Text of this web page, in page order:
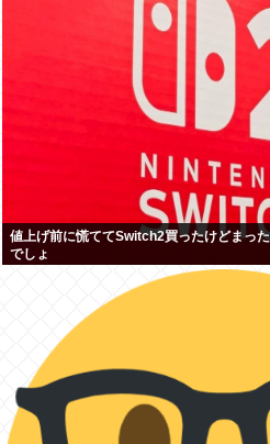
値上げ前に慌ててSwitch2買ったけどまっ
でしょ